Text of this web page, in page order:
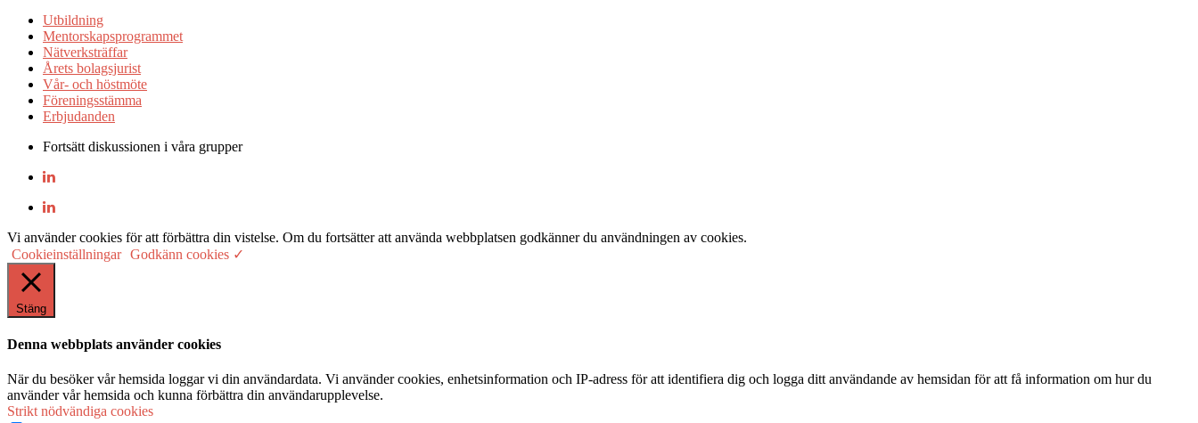
Utbildning
Mentorskapsprogrammet
Nätverksträffar
Årets bolagsjurist
Vår- och höstmöte
Föreningsstämma
Erbjudanden
Fortsätt diskussionen i våra grupper
Vi använder cookies för att förbättra din vistelse. Om du fortsätter att använda webbplatsen godkänner du användningen av cookies.
Cookieinställningar Godkänn cookies ✓
Stäng
Denna webbplats använder cookies
När du besöker vår hemsida loggar vi din användardata. Vi använder cookies, enhetsinformation och IP-adress för att identifiera dig och logga ditt användande av hemsidan för att få information om hur du
använder vår hemsida och kunna förbättra din användarupplevelse.
Strikt nödvändiga cookies